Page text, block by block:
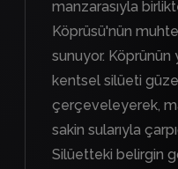
manzarasıyla
Köprüsü'nün
sunuyor. Köprünün
kentsel silüeti
çerçeveleyerek,
sakin sularıyla
Silüetteki belirgin